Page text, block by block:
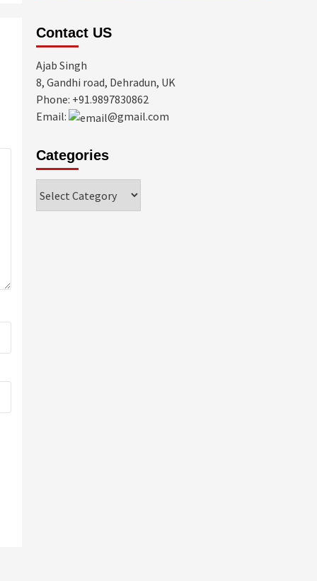
Contact US
Ajab Singh
8, Gandhi road, Dehradun, UK
Phone: +91.9897830862
Email:
@gmail.com
Categories